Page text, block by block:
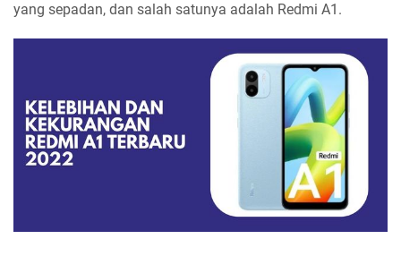
yang sepadan, dan salah satunya adalah Redmi A1.